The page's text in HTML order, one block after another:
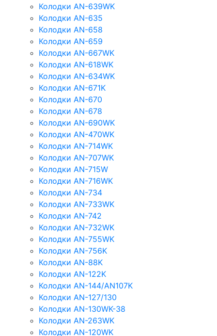
Колодки AN-639WK
Колодки AN-635
Колодки AN-658
Колодки AN-659
Колодки AN-667WK
Колодки AN-618WK
Колодки AN-634WK
Колодки AN-671K
Колодки AN-670
Колодки AN-678
Колодки AN-690WK
Колодки AN-470WK
Колодки AN-714WK
Колодки AN-707WK
Колодки AN-715W
Колодки AN-716WK
Колодки AN-734
Колодки AN-733WK
Колодки AN-742
Колодки AN-732WK
Колодки AN-755WK
Колодки AN-756K
Колодки AN-88K
Колодки AN-122K
Колодки AN-144/AN107K
Колодки AN-127/130
Колодки AN-130WK-38
Колодки AN-263WK
Колодки AN-120WK